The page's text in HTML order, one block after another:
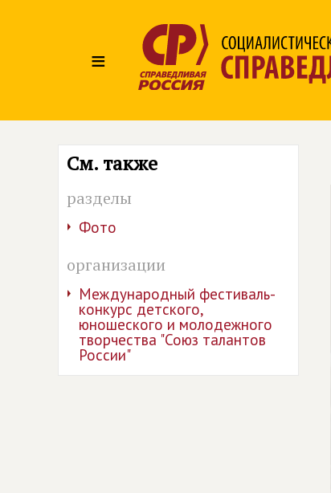
≡
См. также
разделы
Фото
организации
Международный фестиваль-
конкурс детского,
юношеского и молодежного
творчества "Союз талантов
России"